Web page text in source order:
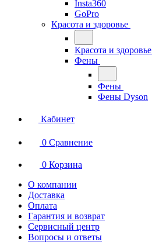
Insta360
GoPro
Красота и здоровье
Красота и здоровье
Фены
Фены
Фены Dyson
Кабинет
0 Сравнение
0 Корзина
О компании
Доставка
Оплата
Гарантия и возврат
Сервисный центр
Вопросы и ответы